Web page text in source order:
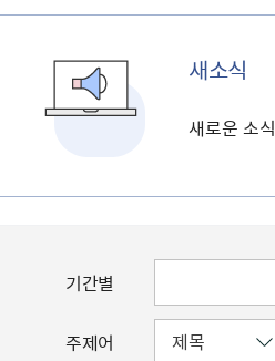
새소식
새로운 소
기간별
주제어